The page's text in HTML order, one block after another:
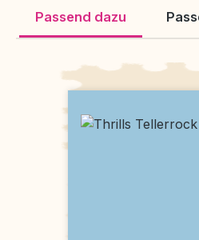
Passend dazu
Produktgalerie